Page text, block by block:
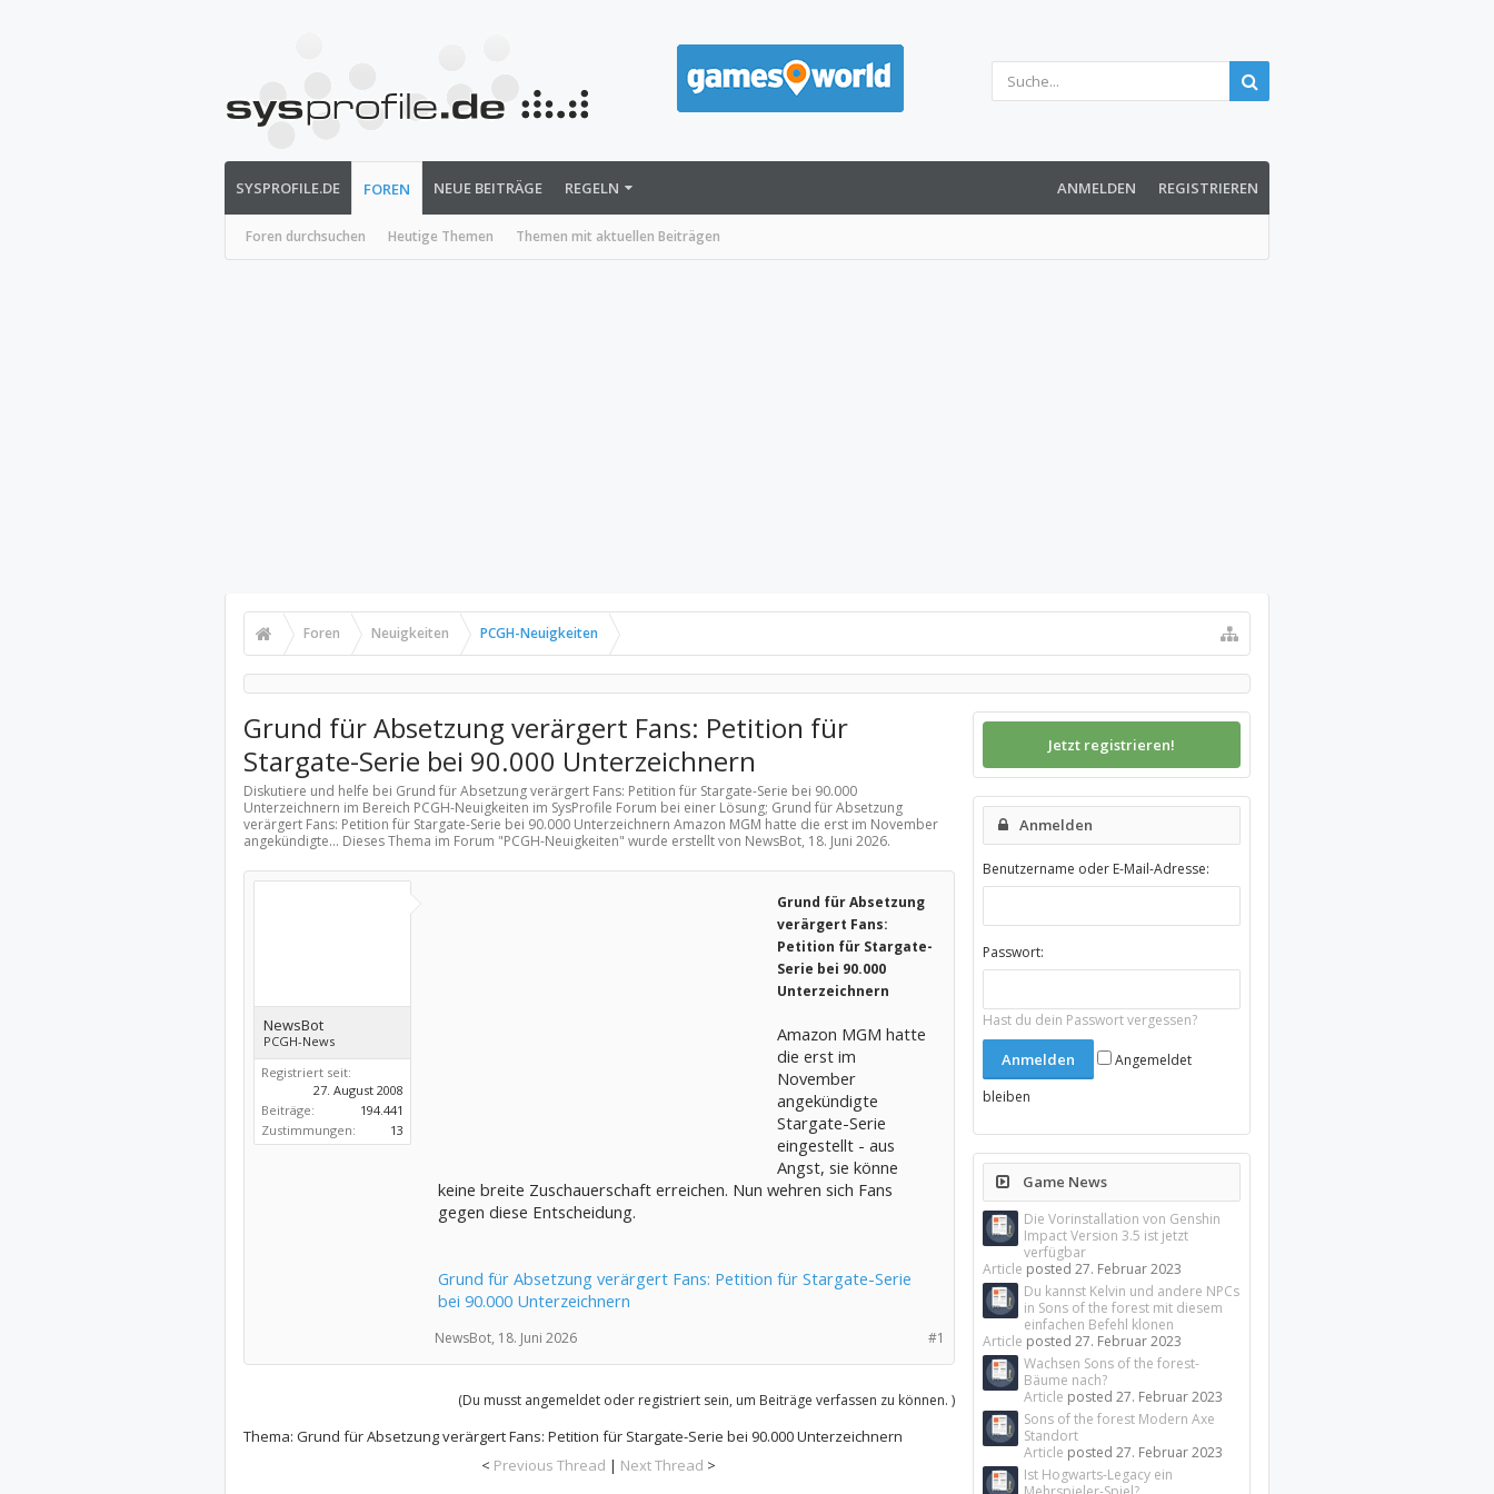
SYSPROFILE.DE FOREN
Foren durchsuchen Heutige Themen Themen mit aktuellen Beiträgen
NEUE BEITRÄGE REGELN ANMELDEN REGISTRIEREN
Foren Neuigkeiten PCGH-Neuigkeiten
Grund für Absetzung verärgert Fans: Petition für
Stargate-Serie bei 90.000 Unterzeichnern
Diskutiere und helfe bei Grund für Absetzung verärgert Fans: Petition für Stargate-Serie bei 90.000
Unterzeichnern im Bereich PCGH-Neuigkeiten im SysProfile Forum bei einer Lösung; Grund für Absetzung
verärgert Fans: Petition für Stargate-Serie bei 90.000 Unterzeichnern Amazon MGM hatte die erst im November
angekündigte... Dieses Thema im Forum "PCGH-Neuigkeiten" wurde erstellt von NewsBot, 18. Juni 2026.
NewsBot
PCGH-News
Registriert seit:
27. August 2008
Beiträge:
194.441
Zustimmungen:
13
Grund für Absetzung
verärgert Fans:
Petition für Stargate-
Serie bei 90.000
Unterzeichnern
Amazon MGM hatte
die erst im
November
angekündigte
Stargate-Serie
eingestellt - aus
Angst, sie könne
keine breite Zuschauerschaft erreichen. Nun wehren sich Fans
gegen diese Entscheidung.
Grund für Absetzung verärgert Fans: Petition für Stargate-Serie
bei 90.000 Unterzeichnern
#1
NewsBot, 18. Juni 2026
(Du musst angemeldet oder registriert sein, um Beiträge verfassen zu können. )
Thema: Grund für Absetzung verärgert Fans: Petition für Stargate-Serie bei 90.000 Unterzeichnern
< Previous Thread | Next Thread >
Jetzt registrieren!
Anmelden
Benutzername oder E-Mail-Adresse:
Passwort:
Hast du dein Passwort vergessen?
Angemeldet
bleiben
Game News
Die Vorinstallation von Genshin
Impact Version 3.5 ist jetzt
verfügbar
Article posted27. Februar 2023
Du kannst Kelvin und andere NPCs
in Sons of the forest mit diesem
einfachen Befehl klonen
Article posted27. Februar 2023
Wachsen Sons of the forest-
Bäume nach?
Article posted27. Februar 2023
Sons of the forest Modern Axe
Standort
Article posted27. Februar 2023
Ist Hogwarts-Legacy ein